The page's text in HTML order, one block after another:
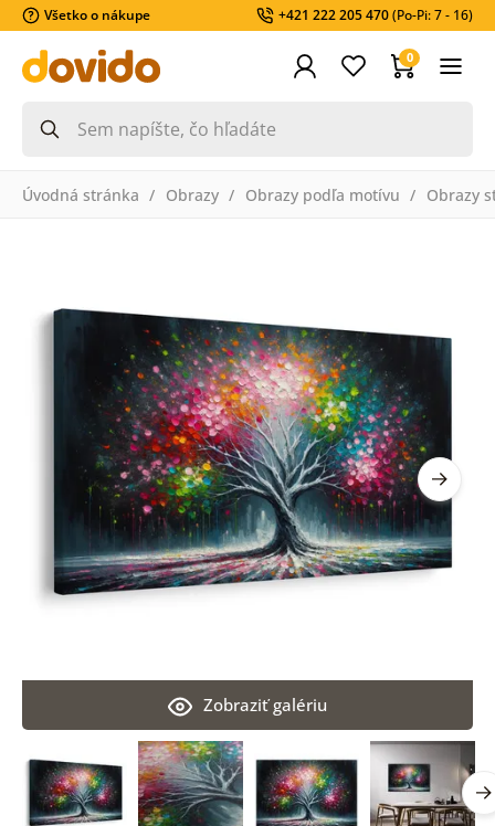
Všetko o nákupe +421 222 205 470(Po-Pi: 7 - 16)
0
Úvodná stránka Obrazy Obrazy podľa motívu Obrazy
Zobraziť galériu